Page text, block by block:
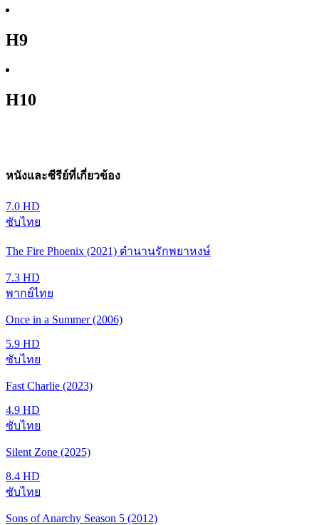
H9
H10
หนังและซีรีย์ที่เกี่ยวข้อง
7.0 HD
ซับไทย
The Fire Phoenix (2021) ตำนานรักพยาหงษ์
7.3 HD
พากย์ไทย
Once in a Summer (2006)
5.9 HD
ซับไทย
Fast Charlie (2023)
4.9 HD
ซับไทย
Silent Zone (2025)
8.4 HD
ซับไทย
Sons of Anarchy Season 5 (2012)